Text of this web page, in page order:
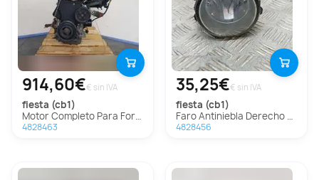
914,60€€ sin IVA
fiesta (cb1)
Motor Completo Para Ford Fiesta
4828463
35,25€€ sin IVA
fiesta (cb1)
Faro Antiniebla Derecho Para Ford Fiesta
4828456